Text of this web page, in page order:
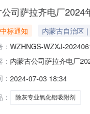
司萨拉齐电厂
标通知 内蒙古自治区
WZHNGS-WZXJ-
内蒙古公司萨拉齐电厂
门负责受理采购投诉。
2024-07-03 18:34
除灰专业氧化铝吸附剂